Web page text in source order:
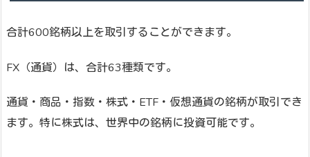
合計600銘柄以上を取引することができます。
FX（通貨）は、合計63種類です。
通貨・商品・指数・株式・ETF・仮想通貨の銘柄が取引でき
ます。特に株式は、世界中の銘柄に投資可能です。